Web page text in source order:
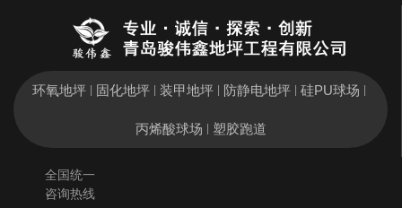
环氧地坪 固化地坪 装甲地坪 防静电地坪 硅PU球场
丙烯酸球场 塑胶跑道
全国统一
咨询热线